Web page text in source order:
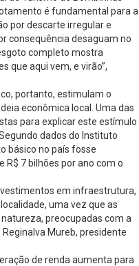
é fundamental para a
por descarte irregular e
consequência desaguam no
completo mostra
que aqui vem, e virão”,
portanto, estimulam o
econômica local. Uma das
para explicar este estímulo
dados do Instituto
básico no país fosse
R$ 7 bilhões por ano com o
em infraestrutura,
uma vez que as
preocupadas com a
Mureb, presidente
de renda aumenta para